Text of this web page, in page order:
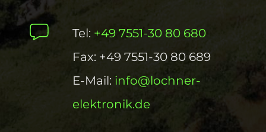
Tel: +49 7551-30 80 680
Fax: +49 7551-30 80 689
E-Mail: info@lochner-
elektronik.de